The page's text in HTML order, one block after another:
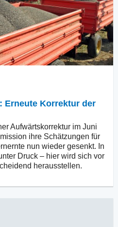
Erneute Korrektur der
Aufwärtskorrektur im Juni
ihre Schätzungen für
nun wieder gesenkt. In
Druck – hier wird sich vor
herausstellen.